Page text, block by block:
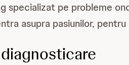
specializat pe probleme
asupra pasiunilor,